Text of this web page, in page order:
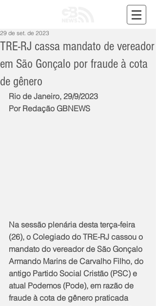
TRE-RJ cassa mandato de vereador
em São Gonçalo por fraude à cota
de gênero
29 de set. de 2023
Rio de Janeiro, 29/9/2023
Por Redação GBNEWS
Na sessão plenária desta terça-feira
(26), o Colegiado do TRE-RJ cassou o
mandato do vereador de São Gonçalo
Armando Marins de Carvalho Filho, do
antigo Partido Social Cristão (PSC) e
atual Podemos (Pode), em razão de
fraude à cota de gênero praticada